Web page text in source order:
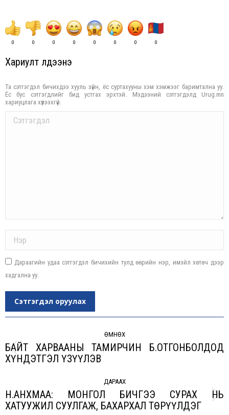
0 0 0 0 0 0 0 0
Хариулт үлдээнэ үү
Та сэтгэгдэл бичихдээ хууль зүйн, ёс суртахууны хэм хэмжээг баримтална уу.
Ёс бус сэтгэгдлийг бид устгах эрхтэй. Мэдээний сэтгэгдэлд Urug.mn
хариуцлага хүлээхгүй.
Comment
Дараагийн удаа сэтгэгдэл бичихийн тулд өөрийн нэр, имэйл хөтөч дээр
хадгална уу.
Сэтгэгдэл оруулах
ӨМНӨХ
Previous
БАЙТ ХАРВААНЫ ТАМИРЧИН Б.ОТГОНБОЛДОД
ХҮНДЭТГЭЛ ҮЗҮҮЛЭВ
ДАРААХ
Next
Н.АНХМАА: МОНГОЛ БИЧГЭЭ СУРАХ НЬ
ХАТУУЖИЛ СУУЛГАЖ, БАХАРХАЛ ТӨРҮҮЛДЭГ